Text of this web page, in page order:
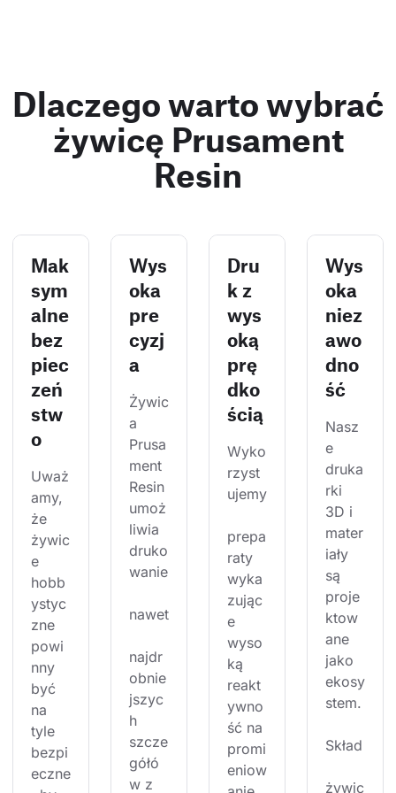
Dlaczego warto wybrać
żywicę Prusament
Resin
Mak
sym
alne
bez
piec
zeń
stw
o
Uważ
amy,
że
żywic
e
hobb
ystyc
zne
powi
nny
być
na
tyle
bezpi
eczne
Wys
oka
pre
cyzj
a
Żywic
a
Prusa
ment
Resin
umoż
liwia
druko
wanie
nawet
najdr
obnie
jszyc
h
szcze
gółó
w z
Dru
k z
wys
oką
prę
dko
ścią
Wyko
rzyst
ujemy
prepa
raty
wyka
zując
e
wyso
ką
reakt
ywno
ść na
promi
eniow
Wys
oka
niez
awo
dno
ść
Nasz
e
druka
rki
3D i
mater
iały
są
proje
ktow
ane
jako
ekosy
stem.
Skład
żywic